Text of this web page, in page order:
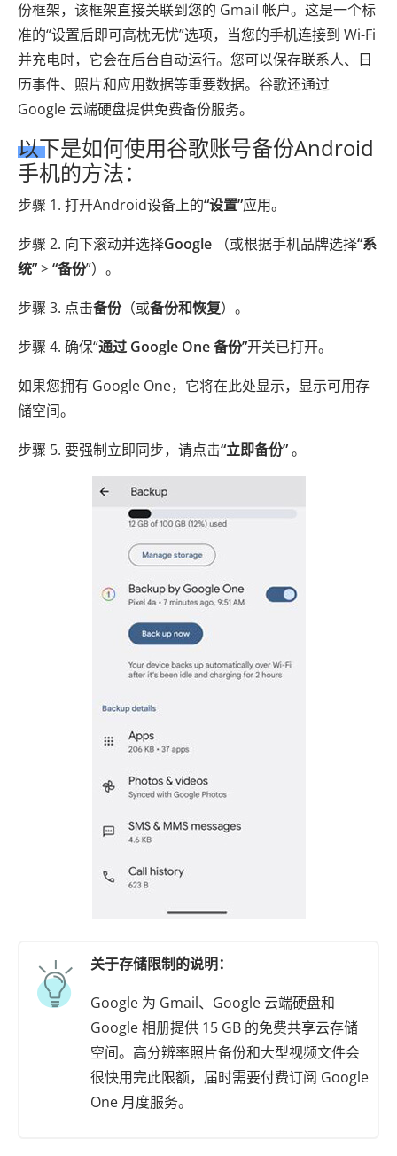
份框架，该框架直接关联到您的 Gmail 帐户。这是一个标
准的“设置后即可高枕无忧”选项，当您的手机连接到 Wi-Fi
并充电时，它会在后台自动运行。您可以保存联系人、日
历事件、照片和应用数据等重要数据。谷歌还通过
Google 云端硬盘提供免费备份服务。
以下是如何使用谷歌账号备份Android
手机的方法：
步骤 1. 打开Android设备上的“设置”应用。
步骤 2. 向下滚动并选择Google （或根据手机品牌选择“系
统”>“备份”）。
步骤 3. 点击备份（或备份和恢复）。
步骤 4. 确保“通过 Google One 备份”开关已打开。
如果您拥有 Google One，它将在此处显示，显示可用存
储空间。
步骤 5. 要强制立即同步，请点击“立即备份”。
关于存储限制的说明：
Google 为 Gmail、Google 云端硬盘和
Google 相册提供 15 GB 的免费共享云存储
空间。高分辨率照片备份和大型视频文件会
很快用完此限额，届时需要付费订阅 Google
One 月度服务。